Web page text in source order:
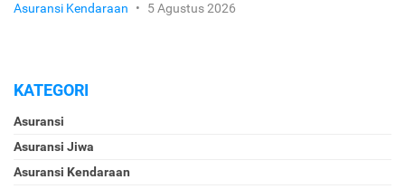
Asuransi Kendaraan • 5 Agustus 2026
KATEGORI
Asuransi
Asuransi Jiwa
Asuransi Kendaraan